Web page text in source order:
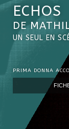
ECHOS
DE
UN SEUL EN
PRIMA DONNA